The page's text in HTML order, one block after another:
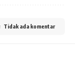
Tidak ada komentar